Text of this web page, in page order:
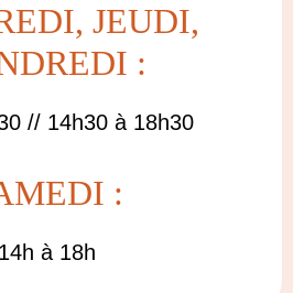
JEUDI,
:
// 14h30 à 18h30
:
14h à 18h